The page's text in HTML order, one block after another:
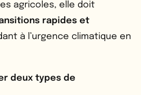
agricoles, elle doit
rapides et
à l’urgence climatique en
deux types de